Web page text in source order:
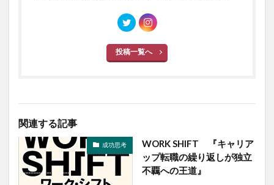
投稿一覧へ
関連する記事
成功思考
WORK SHIFT 『キャリア
ップ転職の繰り返しが独立
不覊への王道』